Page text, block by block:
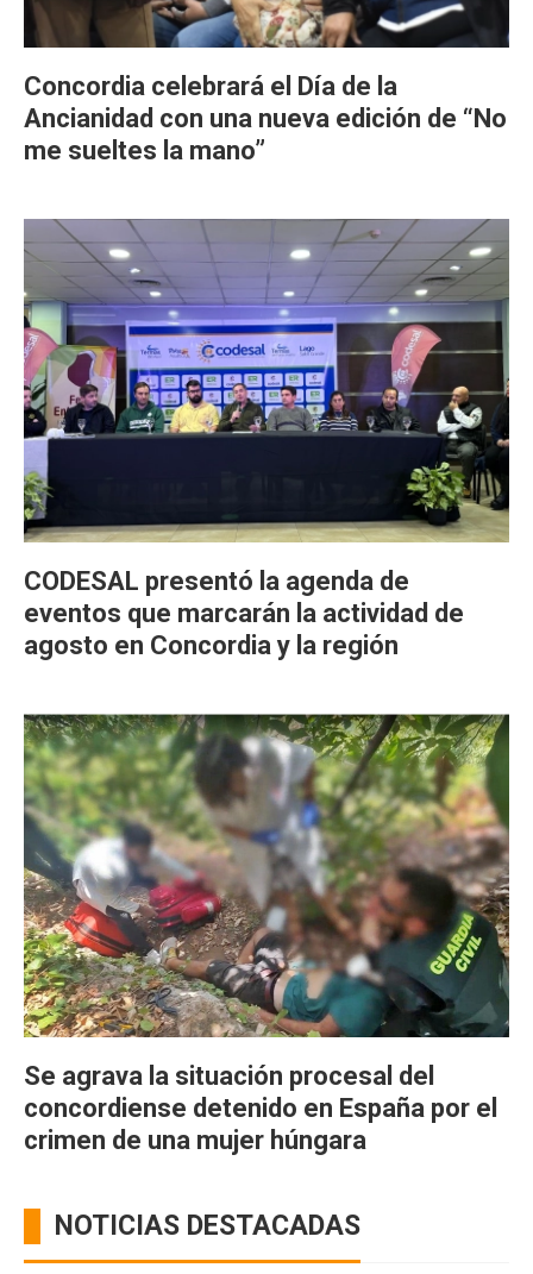
Concordia celebrará el Día de la
Ancianidad con una nueva edición de “No
me sueltes la mano”
CODESAL presentó la agenda de
eventos que marcarán la actividad de
agosto en Concordia y la región
Se agrava la situación procesal del
concordiense detenido en España por el
crimen de una mujer húngara
NOTICIAS DESTACADAS